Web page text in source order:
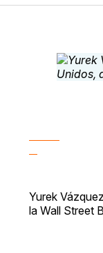
Yurek
la Wall Street